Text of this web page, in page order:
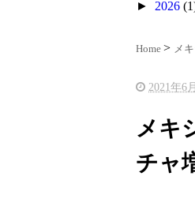
► 2026
Home メ
2021年6
メキ
チャ